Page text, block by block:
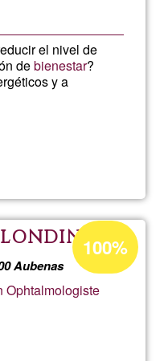
el nivel de
debienestar?
y a
Aubenas
Ophtalmologiste
Percentatge
d'acceptació
de
G1
100%